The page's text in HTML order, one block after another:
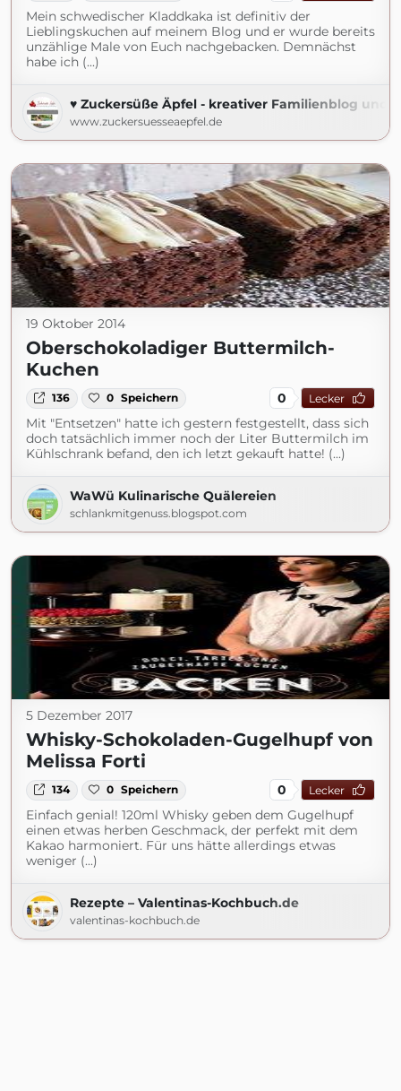
Mein schwedischer Kladdkaka ist definitiv der
Lieblingskuchen auf meinem Blog und er wurde bereits
unzählige Male von Euch nachgebacken. Demnächst
habe ich (...)
♥ Zuckersüße Äpfel - kreativer Familienblog und
www.zuckersuesseaepfel.de
19 Oktober 2014
Oberschokoladiger Buttermilch-
Kuchen
136 0 Speichern 0 Lecker
Mit "Entsetzen" hatte ich gestern festgestellt, dass sich
doch tatsächlich immer noch der Liter Buttermilch im
Kühlschrank befand, den ich letzt gekauft hatte! (...)
WaWü Kulinarische Quälereien
schlankmitgenuss.blogspot.com
5 Dezember 2017
Whisky-Schokoladen-Gugelhupf von
Melissa Forti
134 0 Speichern 0 Lecker
Einfach genial! 120ml Whisky geben dem Gugelhupf
einen etwas herben Geschmack, der perfekt mit dem
Kakao harmoniert. Für uns hätte allerdings etwas
weniger (...)
Rezepte – Valentinas-Kochbuch.de
valentinas-kochbuch.de